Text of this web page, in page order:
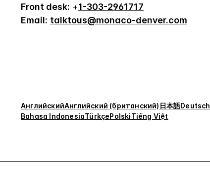
Front desk: +1-303-2961717
Email: talktous@monaco-denver.com
АнглийскийАнглийский (британский) 日本語Deutsch
Bahasa IndonesiaTürkçePolskiTiếng Việt